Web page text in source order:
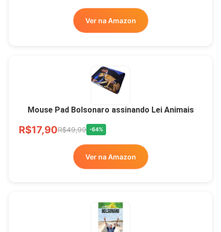
Ver na Amazon
Mouse Pad Bolsonaro assinando Lei Animais
R$17,90R$49,99 -64%
Ver na Amazon